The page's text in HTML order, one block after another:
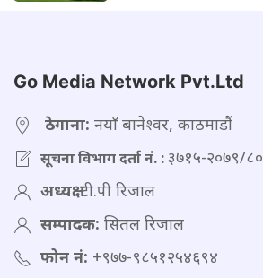
Go Media Network Pvt.Ltd
ठेगाना: नयाँ बानेश्वर, काठमाडौं
सूचना विभाग दर्ता नं. :३७१५-२०७९/८०
अध्यक्ष:टी.पी रिजाल
सम्पादक: सितल रिजाल
फोन नं: +९७७-९८५१२५४६९४